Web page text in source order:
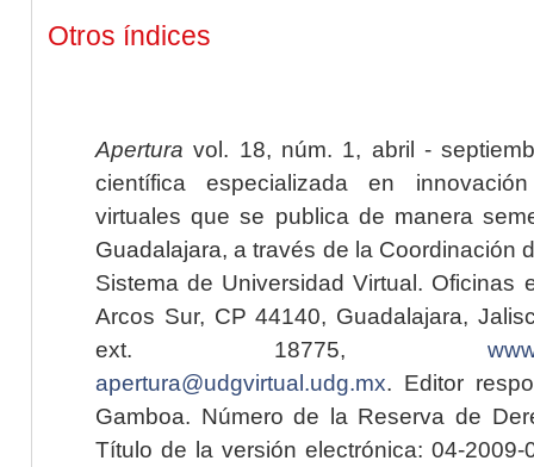
Otros índices
Apertura vol. 18, núm. 1, abril -
científica especializada en
virtuales que se publica de manera
Guadalajara, a través de la Coordinación
Sistema de Universidad Virtual. Oficinas
Arcos Sur, CP 44140, Guadalajara,
ext. 18775,
apertura@udgvirtual.udg.mx. Editor
Gamboa. Número de la Reserva de
Título de la versión electrónica: 04-2009-